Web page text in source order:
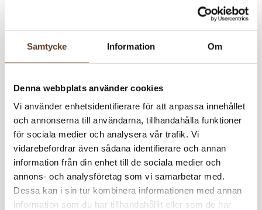
Samtycke Information Om
Denna webbplats använder cookies
Vi använder enhetsidentifierare för att anpassa innehållet
och annonserna till användarna, tillhandahålla funktioner
för sociala medier och analysera vår trafik. Vi
vidarebefordrar även sådana identifierare och annan
information från din enhet till de sociala medier och
annons- och analysföretag som vi samarbetar med.
Dessa kan i sin tur kombinera informationen med annan
information som du har tillhandahållit eller som de har
TKB Row Counter
160 kr